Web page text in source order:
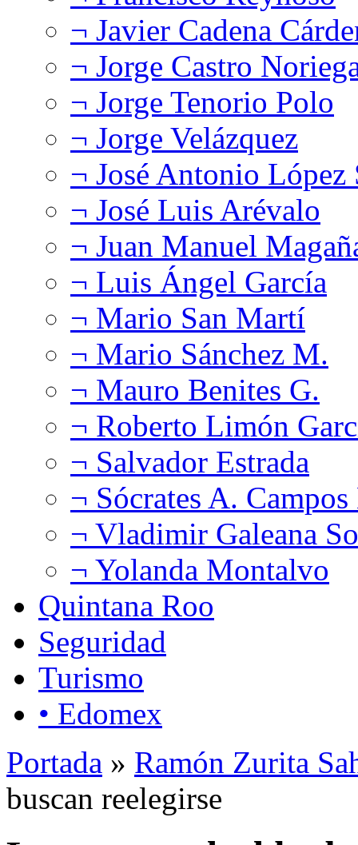
¬ Javier Cadena
¬ Jorge Castro
¬ Jorge Tenorio Polo
¬ Jorge Velázquez
¬ José Antonio López
¬ José Luis Arévalo
¬ Juan Manuel
¬ Luis Ángel García
¬ Mario San Martí
¬ Mario Sánchez M.
¬ Mauro Benites G.
¬ Roberto Limón
¬ Salvador Estrada
¬ Sócrates A.
¬ Vladimir Galeana
¬ Yolanda Montalvo
Quintana Roo
Seguridad
Turismo
• Edomex
Portada » Ramón Zurita
buscan reelegirse